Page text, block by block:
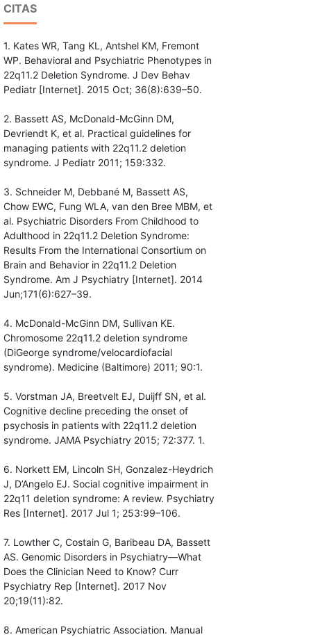
CITAS
1. Kates WR, Tang KL, Antshel KM, Fremont
WP. Behavioral and Psychiatric Phenotypes in
22q11.2 Deletion Syndrome. J Dev Behav
Pediatr [Internet]. 2015 Oct; 36(8):639–50.
2. Bassett AS, McDonald-McGinn DM,
Devriendt K, et al. Practical guidelines for
managing patients with 22q11.2 deletion
syndrome. J Pediatr 2011; 159:332.
3. Schneider M, Debbané M, Bassett AS,
Chow EWC, Fung WLA, van den Bree MBM, et
al. Psychiatric Disorders From Childhood to
Adulthood in 22q11.2 Deletion Syndrome:
Results From the International Consortium on
Brain and Behavior in 22q11.2 Deletion
Syndrome. Am J Psychiatry [Internet]. 2014
Jun;171(6):627–39.
4. McDonald-McGinn DM, Sullivan KE.
Chromosome 22q11.2 deletion syndrome
(DiGeorge syndrome/velocardiofacial
syndrome). Medicine (Baltimore) 2011; 90:1.
5. Vorstman JA, Breetvelt EJ, Duijff SN, et al.
Cognitive decline preceding the onset of
psychosis in patients with 22q11.2 deletion
syndrome. JAMA Psychiatry 2015; 72:377. 1.
6. Norkett EM, Lincoln SH, Gonzalez-Heydrich
J, D’Angelo EJ. Social cognitive impairment in
22q11 deletion syndrome: A review. Psychiatry
Res [Internet]. 2017 Jul 1; 253:99–106.
7. Lowther C, Costain G, Baribeau DA, Bassett
AS. Genomic Disorders in Psychiatry—What
Does the Clinician Need to Know? Curr
Psychiatry Rep [Internet]. 2017 Nov
20;19(11):82.
8. American Psychiatric Association. Manual